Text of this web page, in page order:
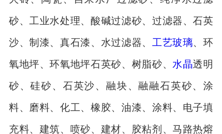
砂、工业水处理、酸碱过滤砂、过滤器、石英
沙、制漆、真石漆、水过滤器、 工艺玻璃 、环
氧地坪、环氧地坪石英砂、树脂砂、 水晶透明
砂、硅砂、石英沙、融块、融融石英砂、涂
料、磨料、化工、橡胶、油漆、涂料、电子填
充料、建筑、喷砂、建材、胶粘剂、马路热熔